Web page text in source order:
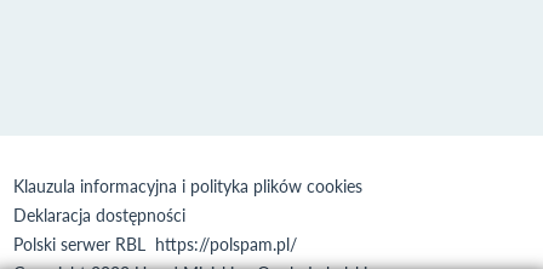
Klauzula informacyjna i polityka plików cookies
Deklaracja dostępności
Polski serwer RBL https://polspam.pl/